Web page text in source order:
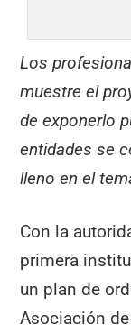
Los
muestre el
de exponerlo
entidades se
lleno en el
Con la
primera
un plan de
Asociación